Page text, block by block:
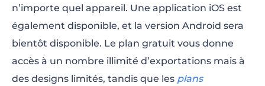
n’importe quel appareil. Une application iOS est
également disponible, et la version Android sera
bientôt disponible. Le plan gratuit vous donne
accès à un nombre illimité d’exportations mais à
des designs limités, tandis que les plans